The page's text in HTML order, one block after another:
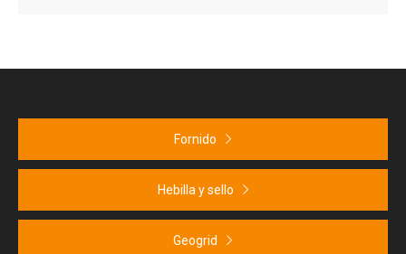
Fornido
Hebilla y sello
Geogrid